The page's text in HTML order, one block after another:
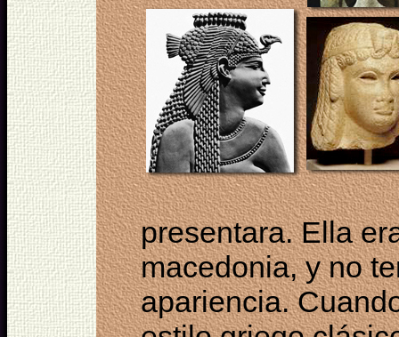
presentara. Ella
macedonia, y no
apariencia.